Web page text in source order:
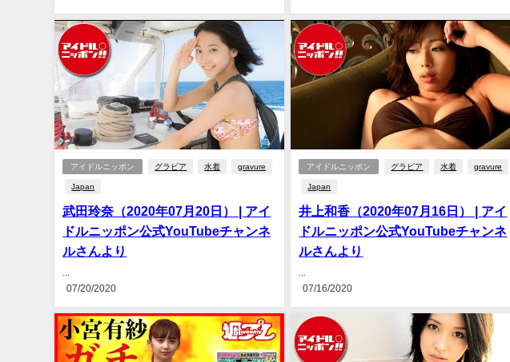
アイドルニッポン グラビア 水着 gravure
Japan
武田玲奈（2020年07月20日） | アイ
ドルニッポン公式YouTubeチャンネ
ルさんより
07/20/2020
アイドルニッポン グラビア 水着 gravure
Japan
井上和香（2020年07月16日） | アイ
ドルニッポン公式YouTubeチャンネ
ルさんより
07/16/2020